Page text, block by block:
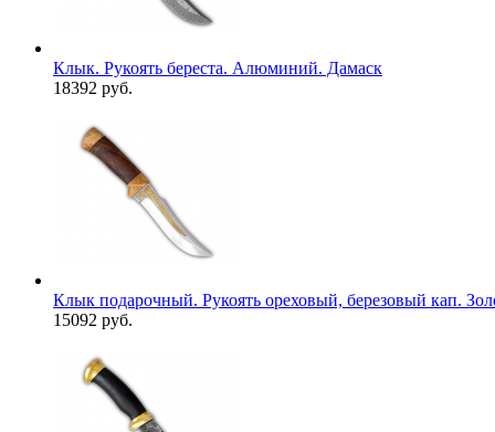
Клык. Рукоять береста. Алюминий. Дамаск
18392 руб.
Клык подарочный. Рукоять ореховый, березовый кап.
15092 руб.